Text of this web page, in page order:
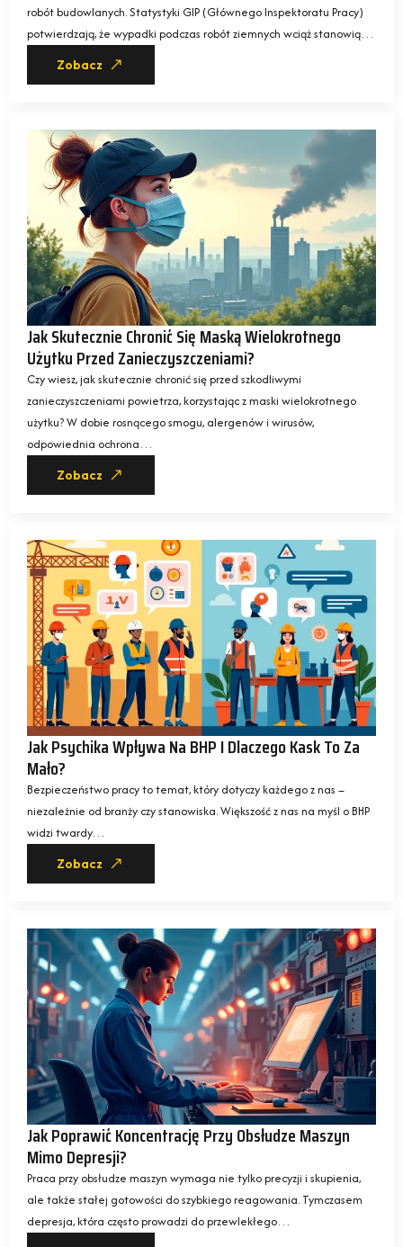
robót budowlanych. Statystyki GIP (Głównego Inspektoratu Pracy)
potwierdzają, że wypadki podczas robót ziemnych wciąż stanowią…
Zobacz
Jak Skutecznie Chronić Się Maską Wielokrotnego
Użytku Przed Zanieczyszczeniami?
Czy wiesz, jak skutecznie chronić się przed szkodliwymi
zanieczyszczeniami powietrza, korzystając z maski wielokrotnego
użytku? W dobie rosnącego smogu, alergenów i wirusów,
odpowiednia ochrona…
Zobacz
Jak Psychika Wpływa Na BHP I Dlaczego Kask To Za
Mało?
Bezpieczeństwo pracy to temat, który dotyczy każdego z nas –
niezależnie od branży czy stanowiska. Większość z nas na myśl o BHP
widzi twardy…
Zobacz
Jak Poprawić Koncentrację Przy Obsłudze Maszyn
Mimo Depresji?
Praca przy obsłudze maszyn wymaga nie tylko precyzji i skupienia,
ale także stałej gotowości do szybkiego reagowania. Tymczasem
depresja, która często prowadzi do przewlekłego…